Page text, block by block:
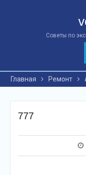
Советы по
Главная Ремонт
777